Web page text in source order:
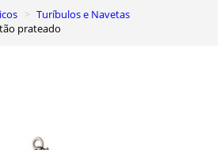
Turíbulos e Navetas
prateado